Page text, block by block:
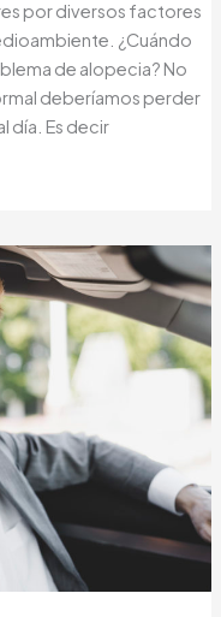
por diversos factores
¿Cuándo
de alopecia? No
deberíamos perder
día. Es decir